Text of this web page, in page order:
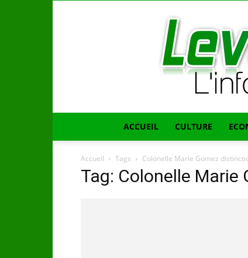
ACCUEIL CULTURE
Accueil Tags Colonelle Marie Gomez
Tag: Colonelle